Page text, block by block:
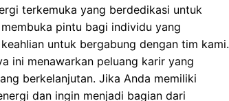
terkemuka yang berdedikasi untuk
pintu bagi individu yang
untuk bergabung dengan tim kami.
ini menawarkan peluang karir yang
berkelanjutan. Jika Anda memiliki
dan ingin menjadi bagian dari